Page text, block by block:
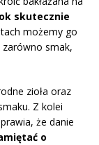
skutecznie
możemy go
zarówno smak,
zioła oraz
Z kolei
że danie
o